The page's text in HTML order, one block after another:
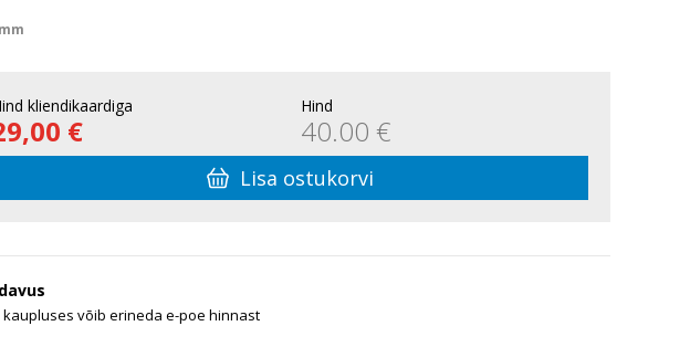
kliendikaardiga
€
Hind
40.00 €
Lisa ostukorvi
kaupluses võib erineda e-poe hinnast